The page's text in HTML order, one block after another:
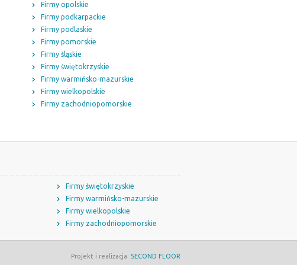
Firmy opolskie
Firmy podkarpackie
Firmy podlaskie
Firmy pomorskie
Firmy śląskie
Firmy świętokrzyskie
Firmy warmińsko-mazurskie
Firmy wielkopolskie
Firmy zachodniopomorskie
Firmy świętokrzyskie
Firmy warmińsko-mazurskie
Firmy wielkopolskie
Firmy zachodniopomorskie
Projekt i realizacja: SECOND FLOOR